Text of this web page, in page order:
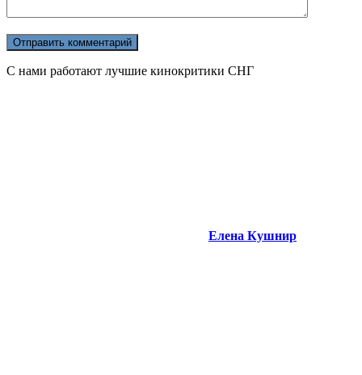
С нами работают лучшие кинокритики СНГ
Елена Кушнир